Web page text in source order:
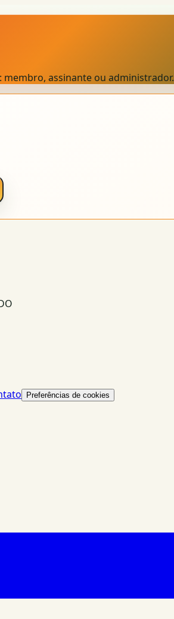
membro, assinante ou administrador.
Preferências de cookies